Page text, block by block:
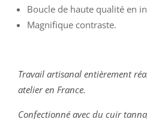
Boucle de haute qualité en
Magnifique contraste.
Travail artisanal entièrement
atelier en France.
Confectionné avec du cuir